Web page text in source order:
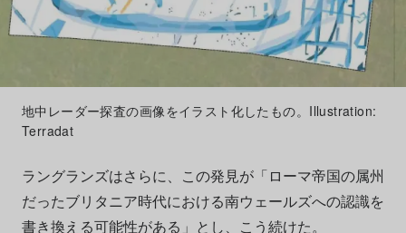
地中レーダー探査の画像をイラスト化したもの。Illustration:
Terradat
ラングランズはさらに、この発見が「ローマ帝国の属州
だったブリタニア時代における南ウェールズへの認識を
書き換える可能性がある」とし、こう続けた。